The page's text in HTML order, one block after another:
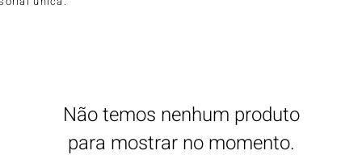
Não temos nenhum produto
para mostrar no momento.